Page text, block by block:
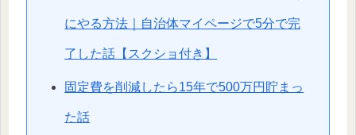
にやる方法｜自治体マイページで5分で完
了した話【スクショ付き】
固定費を削減したら15年で500万円貯まっ
た話